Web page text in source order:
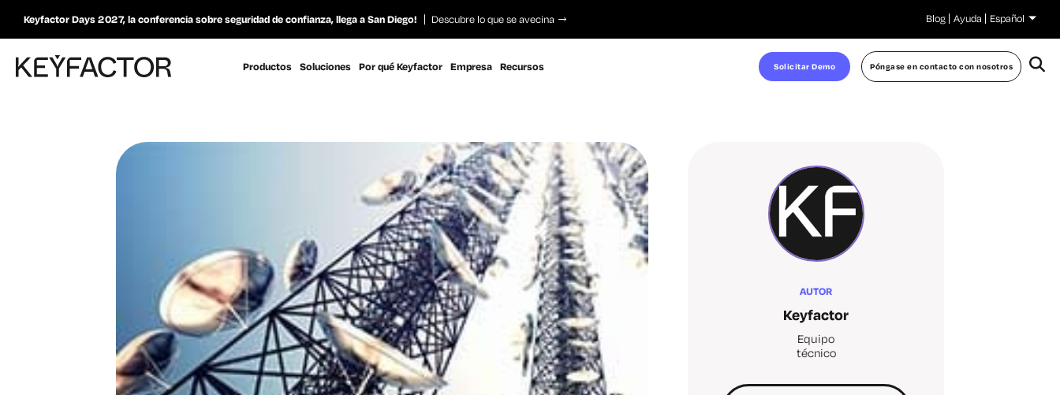
Keyfactor Days 2027, la conferencia sobre seguridad de confianza, llega a San Diego! Descubre lo que se avecina Blog Ayuda Español
Productos Soluciones Por qué Keyfactor Empresa Recursos Solicitar Demo Póngase en contacto con nosotros
AUTOR
Keyfactor
Equipo
técnico